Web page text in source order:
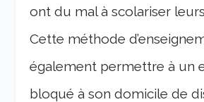
ont du mal à scolariser
Cette méthode
également permettre à un
bloqué à son domicile de